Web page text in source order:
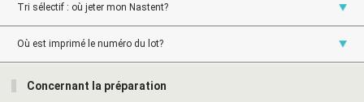
Tri sélectif : où jeter mon Nastent?
Où est imprimé le numéro du lot?
Concernant la préparation